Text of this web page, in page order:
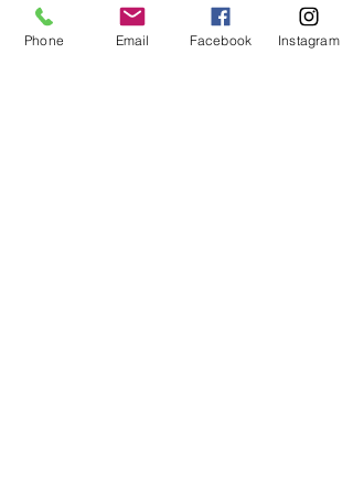
la commande.
Si urgence, m'envoyer un sms
Phone Email Facebook Instagram